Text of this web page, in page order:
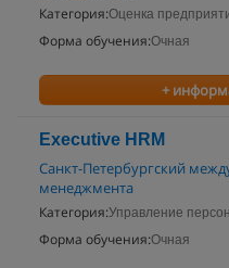
Категория:Оценка
Форма обучения:Очная
+
Executive HRM
Санкт-Петербургский
менеджмента
Категория:Управление
Форма обучения:Очная